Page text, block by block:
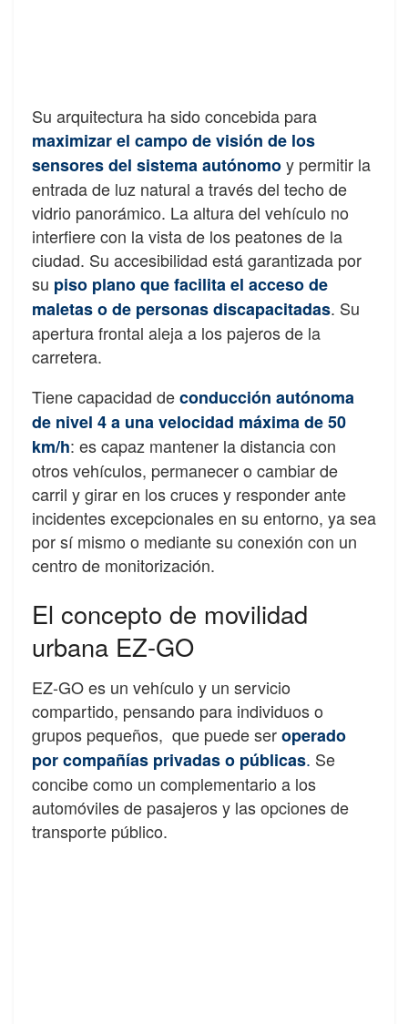
Su arquitectura ha sido concebida para
maximizar el campo de visión de los
sensores del sistema autónomoy permitir la
entrada de luz natural a través del techo de
vidrio panorámico. La altura del vehículo no
interfiere con la vista de los peatones de la
ciudad. Su accesibilidad está garantizada por
su piso plano que facilita el acceso de
maletas o de personas discapacitadas. Su
apertura frontal aleja a los pajeros de la
carretera.
Tiene capacidad deconducción autónoma
de nivel 4 a una velocidad máxima de 50
km/h: es capaz mantener la distancia con
otros vehículos, permanecer o cambiar de
carril y girar en los cruces y responder ante
incidentes excepcionales en su entorno, ya sea
por sí mismo o mediante su conexión con un
centro de monitorización.
El concepto de movilidad
urbana EZ-GO
EZ-GO es un vehículo y un servicio
compartido, pensando para individuos o
grupos pequeños, que puede seroperado
por compañías privadas o públicas. Se
concibe como un complementario a los
automóviles de pasajeros y las opciones de
transporte público.